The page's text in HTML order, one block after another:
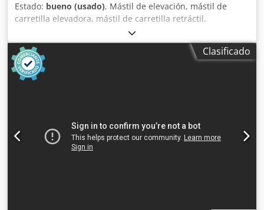
Estado: bueno (usado), Mástil de elevación, mástil de
carretilla elevadora, mástil de carretilla retráctil,
estructura de elevación, carretilla elevadora trasera, mástil
con buena visibilidad -Fabricante: Toyota, mástil de
carretilla elevadora, mástil con buena visibilidad
procedente de una carretilla elevadora frontal -Capacidad
de carga: 2500 kg Dsdpfxozg Turo Abkokr -Altura de
Clasificado